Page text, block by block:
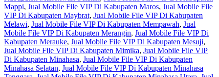
Mappi, Jual Mobile File VIP Di Kabupaten Maros, Jual Mobile File
VIP Di Kabupaten Maybrat, Jual Mobile File VIP Di Kabupaten
Melawi, Jual Mobile File VIP Di Kabupaten Mempawah, Jual
Mobile File VIP Di Kabupaten Merangin, Jual Mobile File VIP Di
Kabupaten Merauke, Jual Mobile File VIP Di Kabupaten Mesuji,
Jual Mobile File VIP Di Kabupaten Mimika, Jual Mobile File VIP
Di Kabupaten Minahasa, Jual Mobile File VIP Di Kabupaten
Minahasa Selatan, Jual Mobile File VIP Di Kabupaten Minahasa